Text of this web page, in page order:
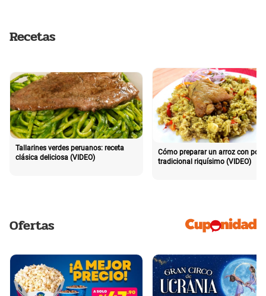
Recetas
Tallarines verdes peruanos: receta
clásica deliciosa (VIDEO)
Cómo preparar un arroz con pollo
tradicional riquísimo (VIDEO)
Ofertas